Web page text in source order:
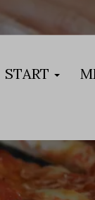
START